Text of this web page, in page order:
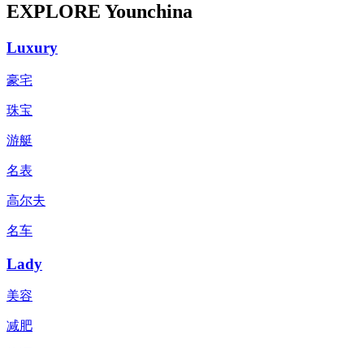
EXPLORE Younchina
Luxury
豪宅
珠宝
游艇
名表
高尔夫
名车
Lady
美容
减肥